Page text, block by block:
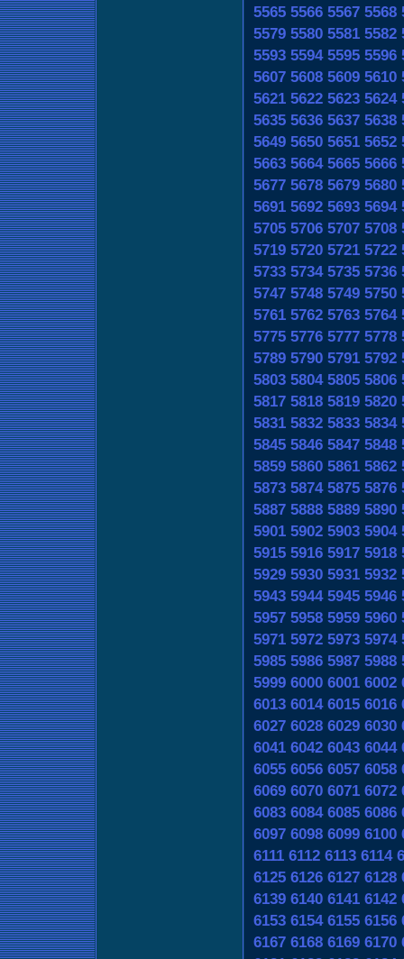
5565 5566 5567 5568
5579 5580 5581 5582
5593 5594 5595 5596
5607 5608 5609 5610
5621 5622 5623 5624
5635 5636 5637 5638
5649 5650 5651 5652
5663 5664 5665 5666
5677 5678 5679 5680
5691 5692 5693 5694
5705 5706 5707 5708
5719 5720 5721 5722
5733 5734 5735 5736
5747 5748 5749 5750
5761 5762 5763 5764
5775 5776 5777 5778
5789 5790 5791 5792
5803 5804 5805 5806
5817 5818 5819 5820
5831 5832 5833 5834
5845 5846 5847 5848
5859 5860 5861 5862
5873 5874 5875 5876
5887 5888 5889 5890
5901 5902 5903 5904
5915 5916 5917 5918
5929 5930 5931 5932
5943 5944 5945 5946
5957 5958 5959 5960
5971 5972 5973 5974
5985 5986 5987 5988
5999 6000 6001 6002
6013 6014 6015 6016
6027 6028 6029 6030
6041 6042 6043 6044
6055 6056 6057 6058
6069 6070 6071 6072
6083 6084 6085 6086
6097 6098 6099 6100
6111 6112 6113 6114
6125 6126 6127 6128
6139 6140 6141 6142
6153 6154 6155 6156
6167 6168 6169 6170